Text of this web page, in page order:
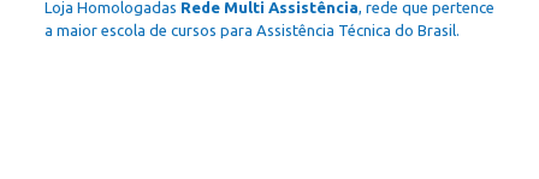
Loja Homologadas Rede Multi Assistência, rede que pertence
a maior escola de cursos para Assistência Técnica do Brasil.